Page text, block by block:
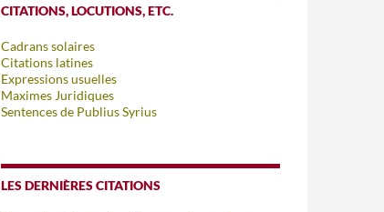
CITATIONS, LOCUTIONS, ETC.
Cadrans solaires
Citations latines
Expressions usuelles
Maximes Juridiques
Sentences de Publius Syrius
LES DERNIÈRES CITATIONS